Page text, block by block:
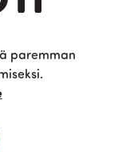
musta
paremman